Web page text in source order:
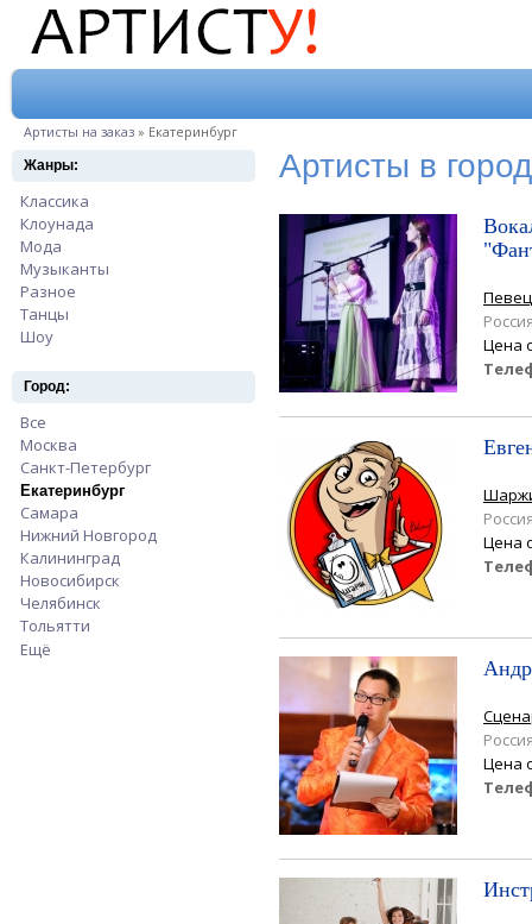
Вы здесь
Артисты на заказ » Екатеринбург
Жанры:
Классика
Клоунада
Мода
Музыканты
Разное
Танцы
Шоу
Город:
Все
Москва
Санкт-Петербург Apply Санкт-Петербург filter
Екатеринбург Apply Екатеринбург filter
Самара
Нижний Новгород Apply Нижний Новгород filter
Калининград Apply Калининград filter
Новосибирск
Челябинск
Тольятти
Ещё
Артисты в
Цена
Цена
Цена